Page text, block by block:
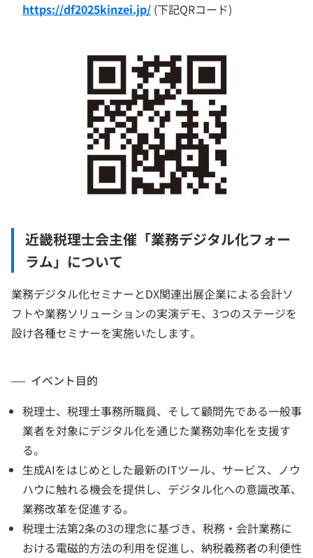
https://df2025kinzei.jp/ (下記QRコード)
近畿税理士会主催「業務デジタル化フォー
ラム」について
業務デジタル化セミナーとDX関連出展企業による会計ソ
フトや業務ソリューションの実演デモ、3つのステージを
設け各種セミナーを実施いたします。
イベント目的
税理士、税理士事務所職員、そして顧問先である一般事
業者を対象にデジタル化を通じた業務効率化を支援す
る。
生成AIをはじめとした最新のITツール、サービス、ノウ
ハウに触れる機会を提供し、デジタル化への意識改革、
業務改革を促進する。
税理士法第2条の3の理念に基づき、税務・会計業務に
おける電磁的方法の利用を促進し、納税義務者の利便性